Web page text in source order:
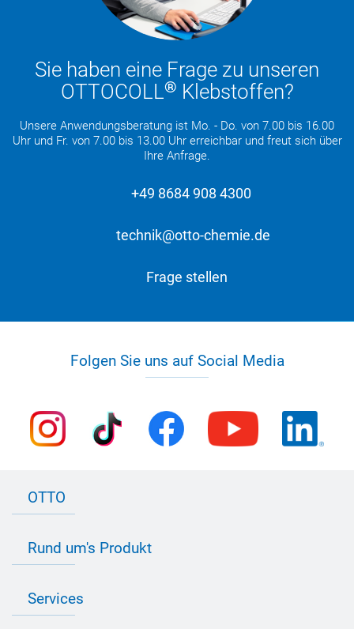
Sie haben eine Frage zu unseren
OTTOCOLL® Klebstoffen?
Unsere Anwendungsberatung ist Mo. - Do. von 7.00 bis 16.00
Uhr und Fr. von 7.00 bis 13.00 Uhr erreichbar und freut sich über
Ihre Anfrage.
+49 8684 908 4300
technik@otto-chemie.de
Frage stellen
Folgen Sie uns auf Social Media
OTTO
Bau Newsletter
Presse
Rund um's Produkt
Farbvielfalt
Services